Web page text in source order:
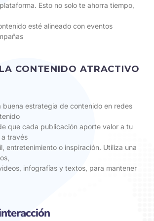
Esto no solo te ahorra tiempo,
esté alineado con eventos
CONTENIDO ATRACTIVO
buena estrategia de contenido en redes
que cada publicación aporte valor a tu
través
entretenimiento o inspiración. Utiliza una
infografías y textos, para mantener